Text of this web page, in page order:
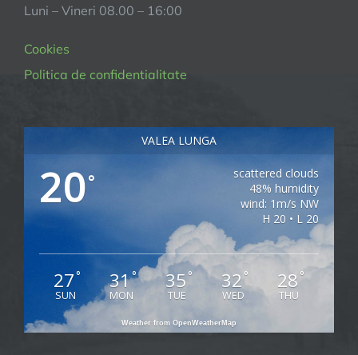
Lungă,
Alba
Luni – Vineri 08.00 – 16:00
Cookies
Politica de confidentialitate
VALEA LUNGA
20°
scattered clouds
48% humidity
wind: 1m/s NW
H 20 • L 20
27°
SUN
31°
MON
35°
TUE
32 °
WED
28 °
THU
Weather from OpenWeatherMap